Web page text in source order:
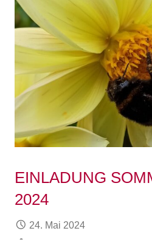
EINLADUNG
2024
24. Mai 2024